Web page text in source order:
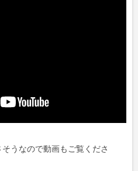
うなので動画もご覧くださ